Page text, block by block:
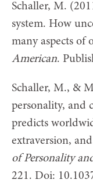
Schaller, M.
system. How
many aspects of
American.
Schaller, M., &
personality, and
predicts
extraversion,
of Personality
221. Doi: